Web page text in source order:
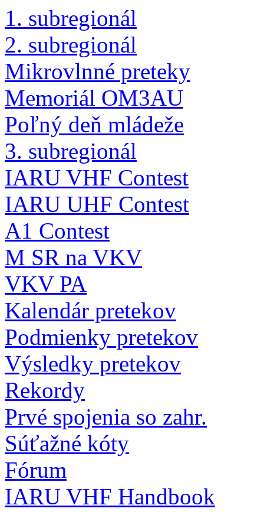
1. subregionál
2. subregionál
Mikrovlnné preteky
Memoriál OM3AU
Poľný deň mládeže
3. subregionál
IARU VHF Contest
IARU UHF Contest
A1 Contest
M SR na VKV
VKV PA
Kalendár pretekov
Podmienky pretekov
Výsledky pretekov
Rekordy
Prvé spojenia so zahr.
Súťažné kóty
Fórum
IARU VHF Handbook